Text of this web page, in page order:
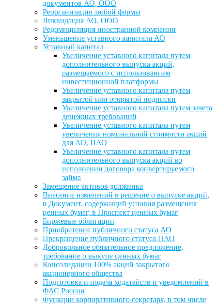
документов АО, ООО
Реорганизация любой формы
Ликвидация АО, ООО
Редомициляция иностранной компании
Уменьшение уставного капитала АО
Уставный капитал
Увеличение уставного капитала путем
дополнительного выпуска акций,
размещаемого с использованием
инвестиционной платформы
Увеличение уставного капитала путем
закрытой или открытой подписки
Увеличение уставного капитала путем зачета
денежных требований
Увеличение уставного капитала путем
увеличения номинальной стоимости акций
для АО, ПАО
Увеличение уставного капитала путем
дополнительного выпуска акций во
исполнении договора конвертируемого
займа
Замещение активов должника
Внесение изменений в решение о выпуске акций,
в Документ, содержащий условия размещения
ценных бумаг, в Проспект ценных бумаг
Биржевые облигации
Приобретение публичного статуса АО
Прекращение публичного статуса ПАО
Добровольное обязательное предложение,
требование о выкупе ценных бумаг
Консолидации 100% акций закрытого
акционерного общества
Подготовка и подача ходатайств и уведомлений в
ФАС России
Функции корпоративного секретаря, в том числе